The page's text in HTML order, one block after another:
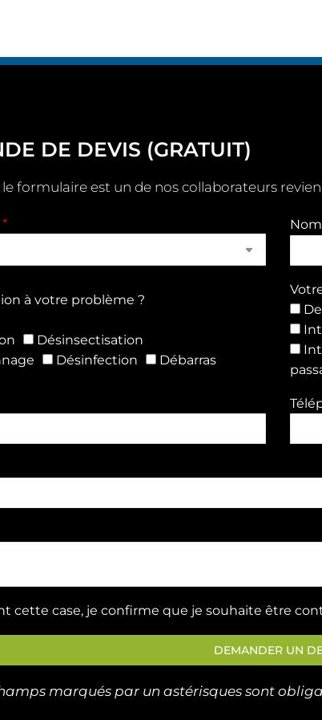
DE DEVIS (GRATUIT)
le formulaire est un de nos collaborateurs
à votre problème ?
Désinsectisation
Désinfection Débarras
cette case, je confirme que je souhaite être
DEMANDER UN
marqués par un astérisques sont